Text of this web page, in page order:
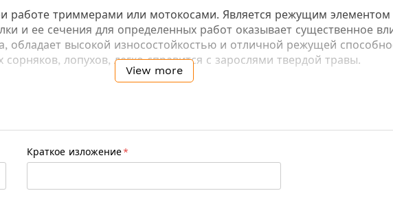
работе триммерами или мотокосами. Является режущим элементом
и ее сечения для определенных работ оказывает существенное
обладает высокой износостойкостью и отличной режущей
лопухов, легко справится с зарослями твердой травы.
View more
Краткое изложение